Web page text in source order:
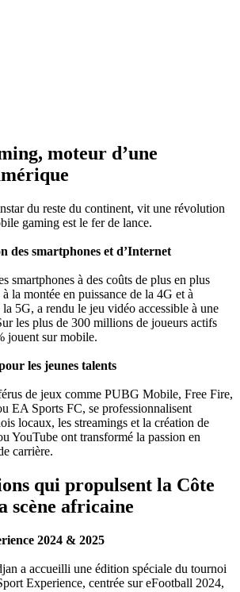
moteur d’une
du reste du continent, vit une révolution
gaming est le fer de lance.
des smartphones et d’Internet
smartphones à des coûts de plus en plus
la montée en puissance de la 4G et à
5G, a rendu le jeu vidéo accessible à une
les plus de 300 millions de joueurs actifs
jouent sur mobile.
les jeunes talents
de jeux comme PUBG Mobile, Free Fire,
EA Sports FC, se professionnalisent
locaux, les streamings et la création de
YouTube ont transformé la passion en
carrière.
qui propulsent la Côte
scène africaine
2024 & 2025
a accueilli une édition spéciale du tournoi
Experience, centrée sur eFootball 2024,